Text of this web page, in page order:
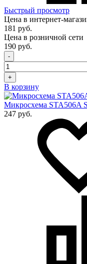
Быстрый просмотр
Цена в интернет-
181 руб.
Цена в розничной сети
190 руб.
-
+
В корзину
Микросхема STA506A
247 руб.